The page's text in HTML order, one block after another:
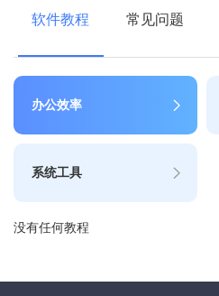
软件教程 常见问题
办公效率
系统工具
没有任何教程